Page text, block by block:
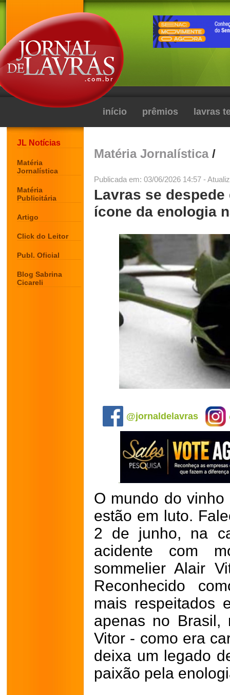
início prêmios lavras
JL Notícias
Matéria
Jornalística
Matéria
Publicitária
Artigo
Click do Leitor
Publ. Oficial
Blog Sabrina
Cicareli
Matéria Jornalística/
Publicada em: 03/06/2026 14:57 -
Lavras se
ícone da enologia
@jornaldelavras
O mundo do
estão em luto.
2 de junho, na
acidente com
sommelier Alair
Reconhecido
mais respeitados
apenas no Brasil,
Vitor - como era
deixa um legado
paixão pela